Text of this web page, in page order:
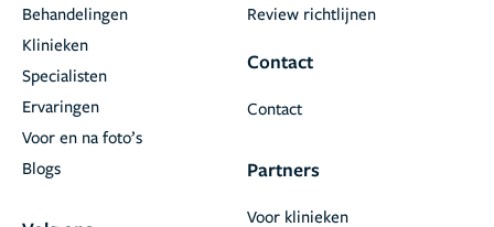
Behandelingen
Klinieken
Specialisten
Ervaringen
Voor en na foto’s
Blogs
Review richtlijnen
Contact
Contact
Partners
Voor klinieken